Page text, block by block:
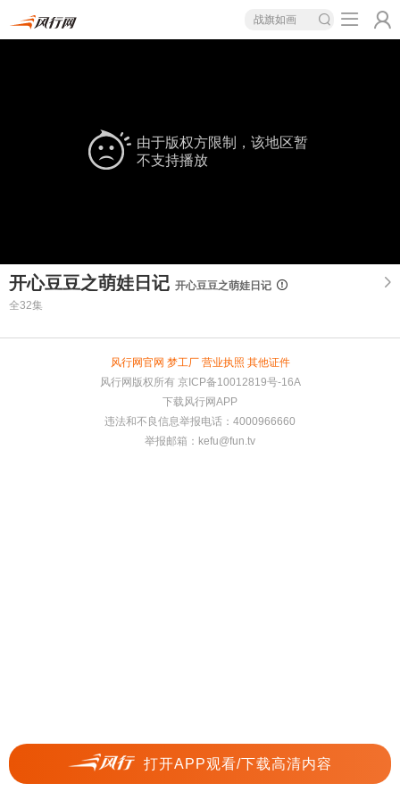
战旗如画
由于版权方限制，该地区暂
不支持播放
开心豆豆之萌娃日记 开心豆豆之萌娃日记
全32集
打开APP观看/下载高清内容
风行网官网 梦工厂 营业执照 其他证件
风行网版权所有 京ICP备10012819号-16A
下载风行网APP
违法和不良信息举报电话：4000966660
举报邮箱： kefu@fun.tv